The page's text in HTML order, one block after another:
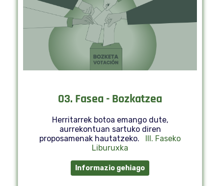
03. Fasea - Bozkatzea
Herritarrek botoa emango dute,
aurrekontuan sartuko diren
proposamenak hautatzeko.
III. Faseko
Liburuxka
Informazio gehiago